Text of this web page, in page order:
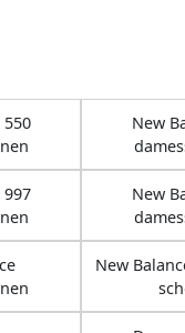
New
New
New